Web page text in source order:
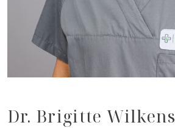
Dr. Brigitte Wilkens